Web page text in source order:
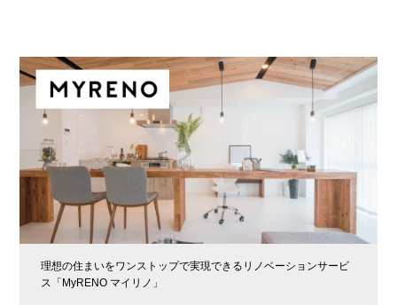
理想の住まいをワンストップで実現できるリノベーションサービ
ス「MyRENO マイリノ」